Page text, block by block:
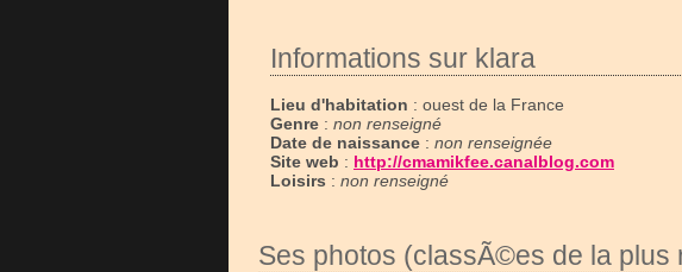
Informations sur klara
Lieu d'habitation : ouest de la France
Genre : non renseigné
Date de naissance : non renseignée
Site web : http://cmamikfee.canalblog.com
Loisirs : non renseigné
Ses photos (classÃ©es de la